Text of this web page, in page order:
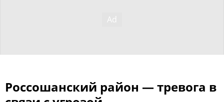
Россошанский район — тревога в